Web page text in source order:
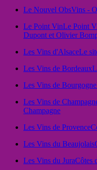
Le Nouvel ObsVins -
Le Point VinLe Point
Dupont et Olivier
Les Vins d'AlsaceLe
Les Vins de Bordeaux
Les Vins de Bourgogne
Les Vins de
Champagne
Les Vins de Provence
Les Vins du Beaujolais
Les Vins du JuraCôtes